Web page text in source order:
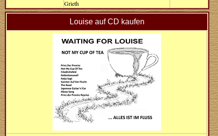
Grieth
Louise auf CD kaufen